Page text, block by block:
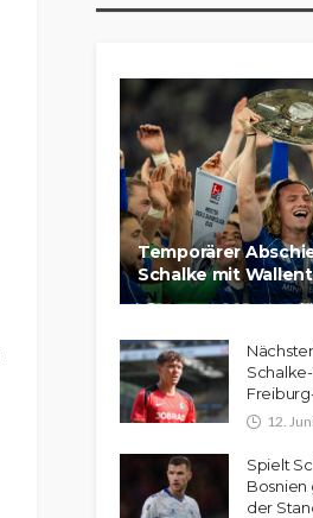
Temporärer
Schalke mit
12.
Spielt
Bosnien
der